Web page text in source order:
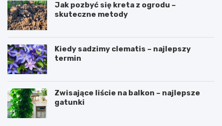
Jak pozbyć się kreta z ogrodu –
skuteczne metody
Kiedy sadzimy clematis – najlepszy
termin
Zwisające liście na balkon – najlepsze
gatunki